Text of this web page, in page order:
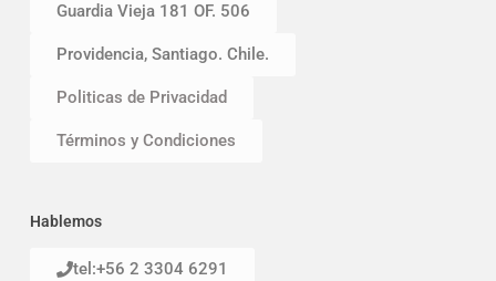
Guardia Vieja 181 OF. 506
Providencia, Santiago. Chile.
Politicas de Privacidad
Términos y Condiciones
Hablemos
tel:+56 2 3304 6291